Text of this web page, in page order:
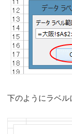
下のようにラベル